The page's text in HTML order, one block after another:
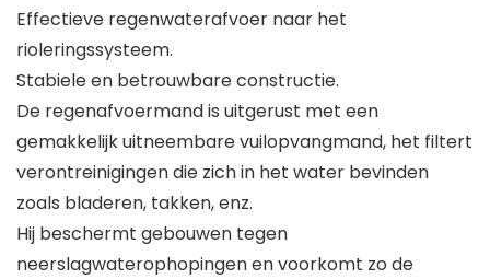
Effectieve regenwaterafvoer naar het
rioleringssysteem.
Stabiele en betrouwbare constructie.
De regenafvoermand is uitgerust met een
gemakkelijk uitneembare vuilopvangmand, het filtert
verontreinigingen die zich in het water bevinden
zoals bladeren, takken, enz.
Hij beschermt gebouwen tegen
neerslagwaterophopingen en voorkomt zo de